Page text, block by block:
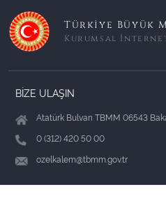
Türkiye Büyük
Kurumsal İnternet
BİZE ULAŞIN
Atatürk Bulvarı TBMM 06543
0 (312) 420 50 00
ozelkalem@tbmm.gov.tr